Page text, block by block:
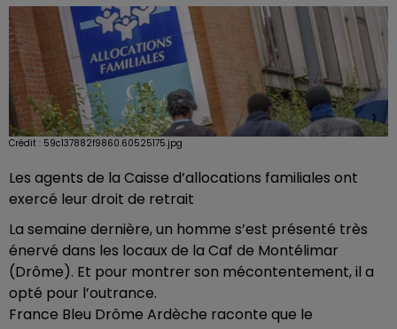
Crédit : 59c137882f9860.60525175.jpg
Les agents de la Caisse d’allocations familiales ont
exercé leur droit de retrait
La semaine dernière, un homme s’est présenté très
énervé dans les locaux de la Caf de Montélimar
(Drôme). Et pour montrer son mécontentement, il a
opté pour l’outrance.
France Bleu Drôme Ardèche raconte que le